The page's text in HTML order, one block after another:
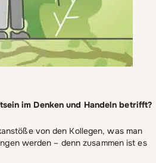
im Denken und Handeln betrifft?
von den Kollegen, was man
werden – denn zusammen ist es